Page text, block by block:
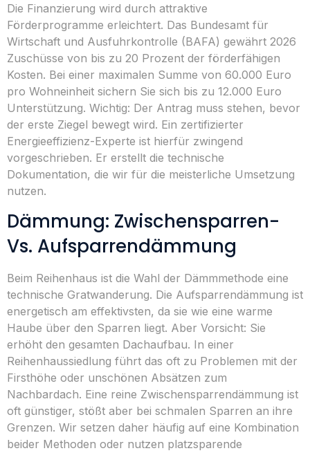
Die Finanzierung wird durch attraktive
Förderprogramme erleichtert. Das Bundesamt für
Wirtschaft und Ausfuhrkontrolle (BAFA) gewährt 2026
Zuschüsse von bis zu 20 Prozent der förderfähigen
Kosten. Bei einer maximalen Summe von 60.000 Euro
pro Wohneinheit sichern Sie sich bis zu 12.000 Euro
Unterstützung. Wichtig: Der Antrag muss stehen, bevor
der erste Ziegel bewegt wird. Ein zertifizierter
Energieeffizienz-Experte ist hierfür zwingend
vorgeschrieben. Er erstellt die technische
Dokumentation, die wir für die meisterliche Umsetzung
nutzen.
Dämmung: Zwischensparren-
Vs. Aufsparrendämmung
Beim Reihenhaus ist die Wahl der Dämmmethode eine
technische Gratwanderung. Die Aufsparrendämmung ist
energetisch am effektivsten, da sie wie eine warme
Haube über den Sparren liegt. Aber Vorsicht: Sie
erhöht den gesamten Dachaufbau. In einer
Reihenhaussiedlung führt das oft zu Problemen mit der
Firsthöhe oder unschönen Absätzen zum
Nachbardach. Eine reine Zwischensparrendämmung ist
oft günstiger, stößt aber bei schmalen Sparren an ihre
Grenzen. Wir setzen daher häufig auf eine Kombination
beider Methoden oder nutzen platzsparende